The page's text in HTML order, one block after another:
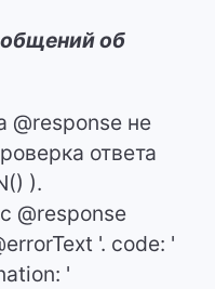
об
@response не
ответа
).
@response
'. code: '
'